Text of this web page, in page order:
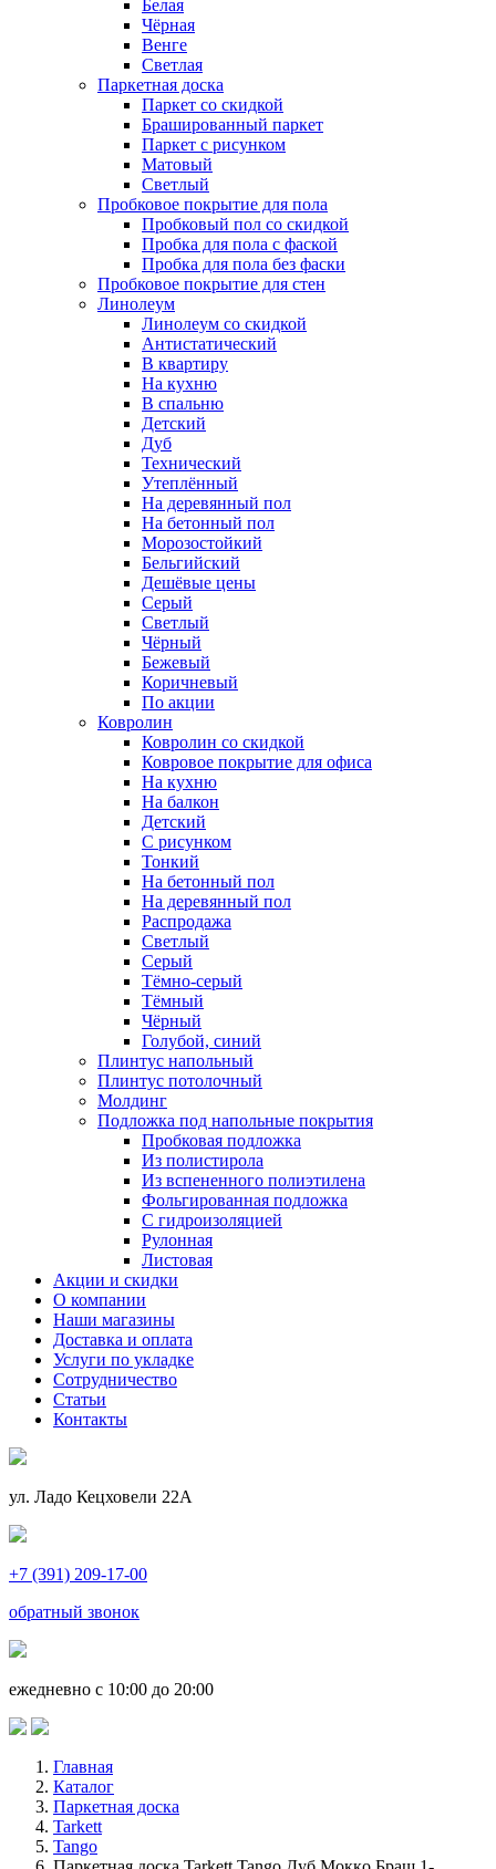
Белая
Чёрная
Венге
Светлая
Паркетная доска
Паркет со скидкой
Брашированный паркет
Паркет с рисунком
Матовый
Светлый
Пробковое покрытие для пола
Пробковый пол со скидкой
Пробка для пола с фаской
Пробка для пола без фаски
Пробковое покрытие для стен
Линолеум
Линолеум со скидкой
Антистатический
В квартиру
На кухню
В спальню
Детский
Дуб
Технический
Утеплённый
На деревянный пол
На бетонный пол
Морозостойкий
Бельгийский
Дешёвые цены
Серый
Светлый
Чёрный
Бежевый
Коричневый
По акции
Ковролин
Ковролин со скидкой
Ковровое покрытие для офиса
На кухню
На балкон
Детский
С рисунком
Тонкий
На бетонный пол
На деревянный пол
Распродажа
Светлый
Серый
Тёмно-серый
Тёмный
Чёрный
Голубой, синий
Плинтус напольный
Плинтус потолочный
Молдинг
Подложка под напольные покрытия
Пробковая подложка
Из полистирола
Из вспененного полиэтилена
Фольгированная подложка
С гидроизоляцией
Рулонная
Листовая
Акции и скидки
О компании
Наши магазины
Доставка и оплата
Услуги по укладке
Сотрудничество
Статьи
Контакты
ул. Ладо Кецховели 22А
+7 (391) 209-17-00
обратный звонок
ежедневно с 10:00 до 20:00
Главная
Каталог
Паркетная доска
Tarkett
Tango